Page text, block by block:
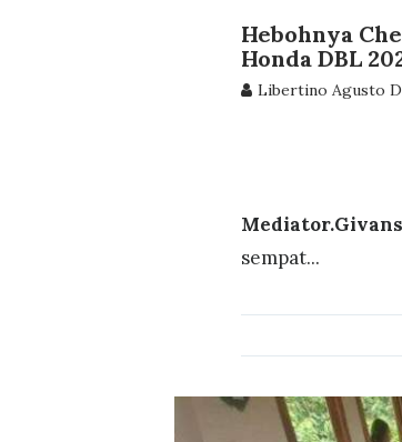
Hebohnya
Honda DBL
Libertino Agusto
sempat...